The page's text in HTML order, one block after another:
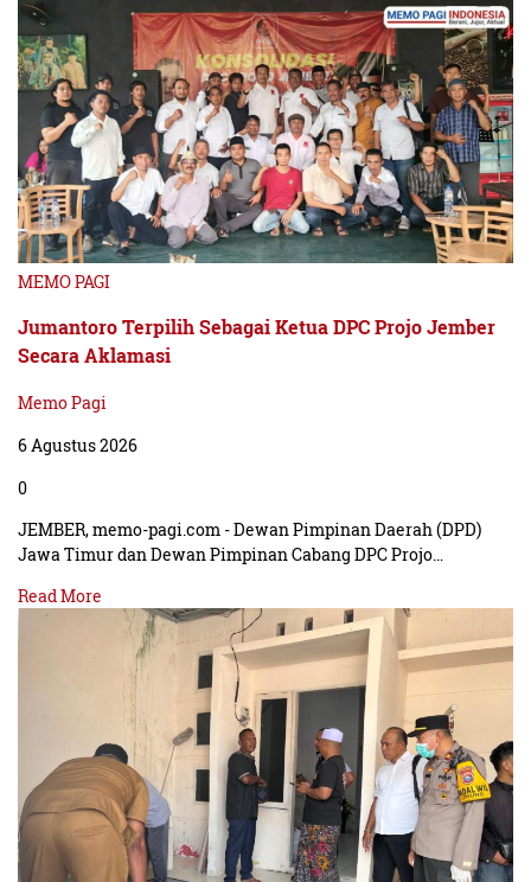
MEMO PAGI
Jumantoro Terpilih Sebagai Ketua DPC Projo Jember
Secara Aklamasi
Memo Pagi
6 Agustus 2026
0
JEMBER, memo-pagi.com - Dewan Pimpinan Daerah (DPD)
Jawa Timur dan Dewan Pimpinan Cabang DPC Projo…
Read More